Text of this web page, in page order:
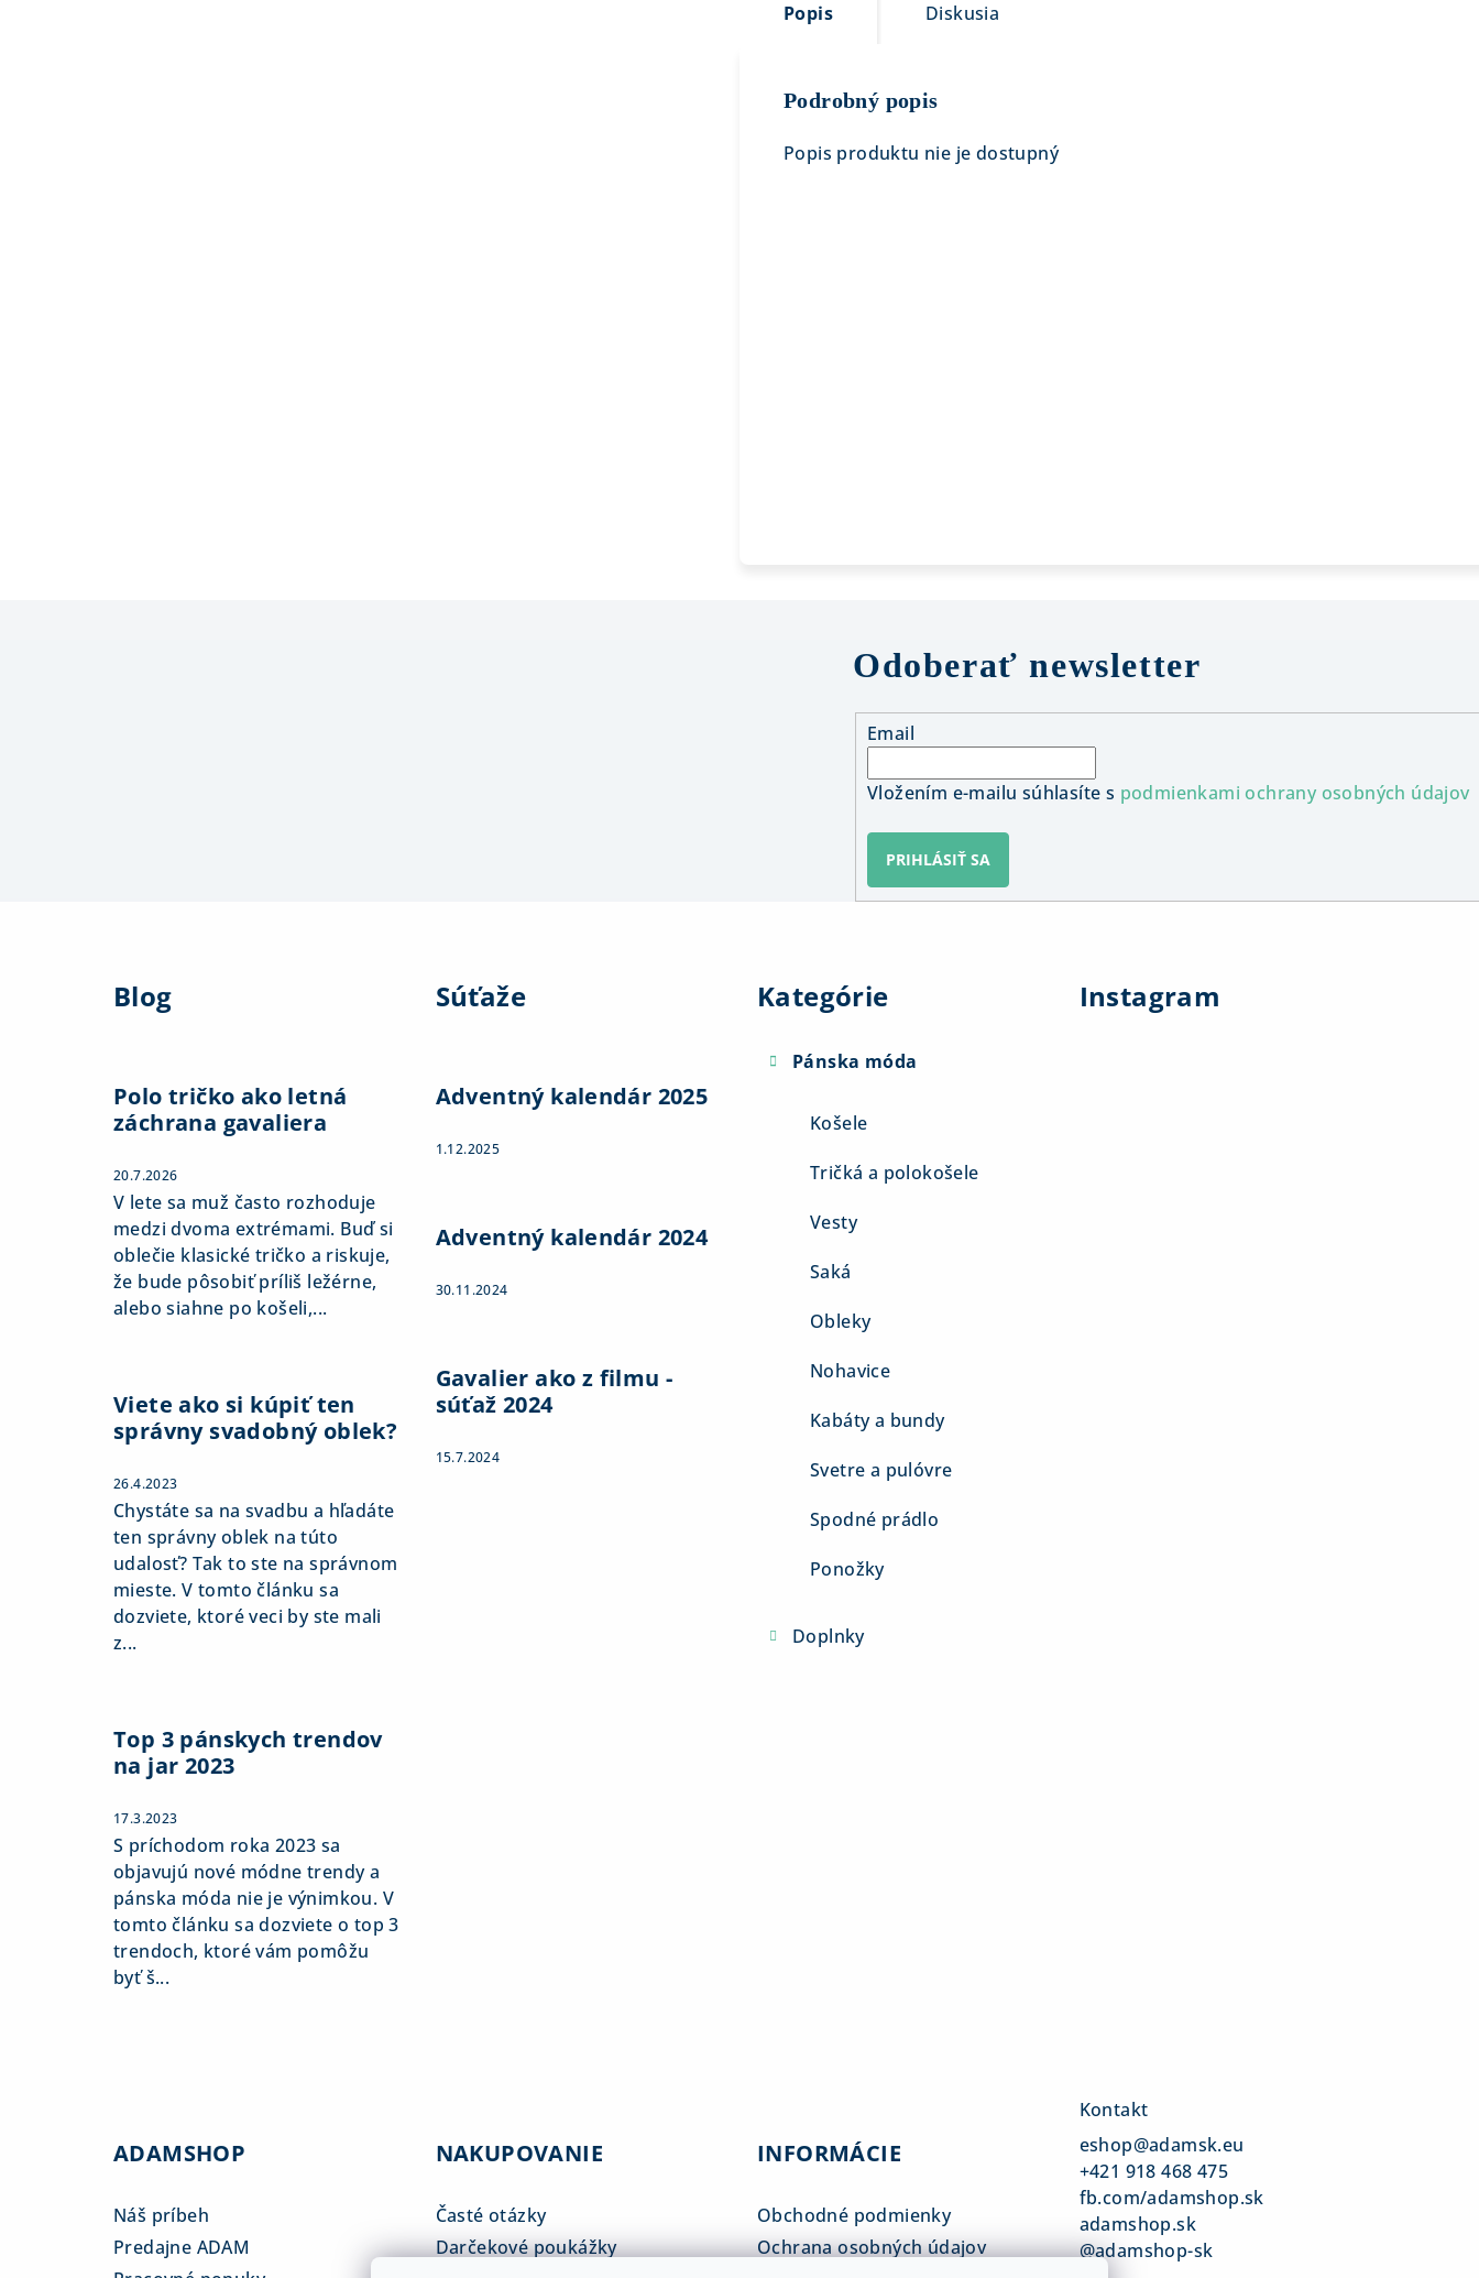
Popis Diskusia
Podrobný popis
Popis produktu nie je dostupný
Odoberať newsletter
Email
Vložením e-mailu súhlasíte s podmienkami ochrany osobných údajov
PRIHLÁSIŤ SA
Blog
Polo tričko ako letná
záchrana gavaliera
20.7.2026
V lete sa muž často rozhoduje
medzi dvoma extrémami. Buď si
oblečie klasické tričko a riskuje,
že bude pôsobiť príliš ležérne,
alebo siahne po košeli,...
Viete ako si kúpiť ten
správny svadobný oblek?
26.4.2023
Chystáte sa na svadbu a hľadáte
ten správny oblek na túto
udalosť? Tak to ste na správnom
mieste. V tomto článku sa
dozviete, ktoré veci by ste mali
z...
Top 3 pánskych trendov
na jar 2023
17.3.2023
S príchodom roka 2023 sa
objavujú nové módne trendy a
pánska móda nie je výnimkou. V
tomto článku sa dozviete o top 3
trendoch, ktoré vám pomôžu
byť š...
Súťaže
Adventný kalendár 2025
1.12.2025
Adventný kalendár 2024
30.11.2024
Gavalier ako z filmu -
súťaž 2024
15.7.2024
Kategórie
Pánska móda
Košele
Tričká a polokošele
Vesty
Saká
Obleky
Nohavice
Kabáty a bundy
Svetre a pulóvre
Spodné prádlo
Ponožky
Doplnky
Instagram
ADAMSHOP
Náš príbeh
Predajne ADAM
NAKUPOVANIE
Časté otázky
Darčekové poukážky
INFORMÁCIE
Obchodné podmienky
Ochrana osobných údajov
Kontakt
eshop@adamsk.eu
+421 918 468 475
fb.com/adamshop.sk
adamshop.sk
@adamshop-sk